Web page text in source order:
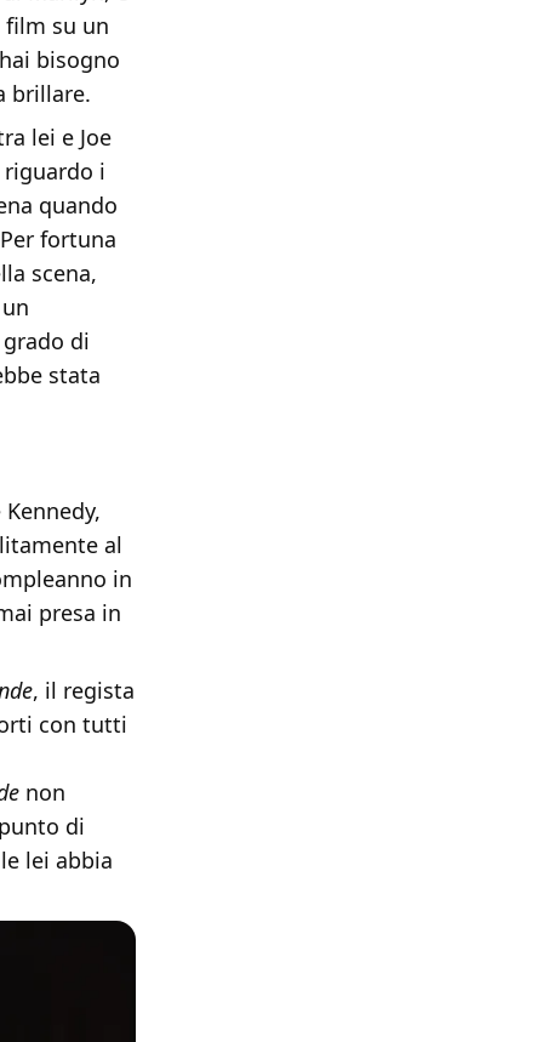
su un
bisogno
brillare.
lei e Joe
riguardo i
quando
fortuna
scena,
di
stata
al
in
presa in
, il regista
con tutti
non
di
lei abbia